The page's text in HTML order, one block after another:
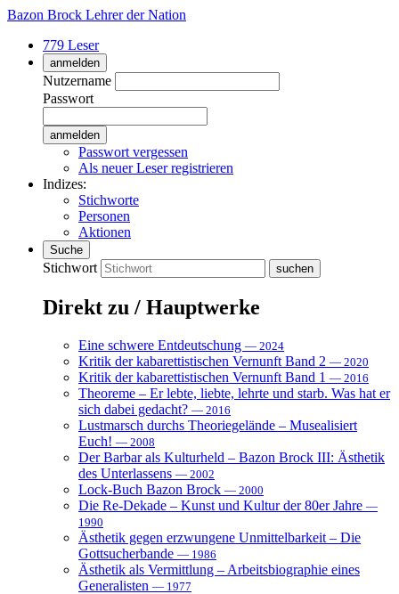
Bazon Brock Lehrer der Nation
779 Leser
anmelden
Nutzername
Passwort
Passwort vergessen
Als neuer Leser registrieren
Indizes:
Stichworte
Personen
Aktionen
Suche
Stichwort
Direkt zu / Hauptwerke
Eine schwere Entdeutschung — 2024
Kritik der kabarettistischen Vernunft Band 2 — 2020
Kritik der kabarettistischen Vernunft Band 1 — 2016
Theoreme – Er lebte, liebte, lehrte und starb. Was hat er
sich dabei gedacht? — 2016
Lustmarsch durchs Theoriegelände – Musealisiert
Euch! — 2008
Der Barbar als Kulturheld – Bazon Brock III: Ästhetik
des Unterlassens — 2002
Lock-Buch Bazon Brock — 2000
Die Re-Dekade – Kunst und Kultur der 80er Jahre —
1990
Ästhetik gegen erzwungene Unmittelbarkeit – Die
Gottsucherbande — 1986
Ästhetik als Vermittlung – Arbeitsbiographie eines
Generalisten — 1977